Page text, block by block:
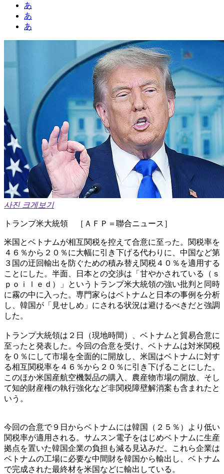
あ
あ
あ
사진 크게보기
トランプ米大統領 ［ＡＦＰ＝聯合ニュース］
米国とベトナムが相互関税を控えて合意に至った。関税率を
４６％から２０％に大幅に引き下げる代わりに、中国など第
３国の迂回輸出を防ぐための積み替え関税４０％を適用する
ことにした。半面、日本との交渉は「甘やかされている（ｓ
ｐｏｉｌｅｄ）」というトランプ米大統領の強い批判と同時
に霧の中に入った。専門家らはベトナムと日本の事例を分析
し、韓国が「見せしめ」にされる状況は避けるべきだと強調
した。
トランプ大統領は２日（現地時間）、ベトナムと貿易合意に
至ったと発表した。今回の合意を受け、ベトナムは対米関税
を０％にして市場を全面的に開放し、米国はベトナムに対す
る相互関税率を４６％から２０％に引き下げることにした。
このほか米国産航空機製品の購入、農産物市場の開放、そし
て知的財産権の執行強化など非関税障壁解消案も含まれたと
いう。
今回の合意で９日からベトナムには韓国（２５％）より低い
関税率が適用される。サムスン電子をはじめベトナムに生産
拠点を置いた韓国企業の負担も減る見込みだ。これら企業は
ベトナムの工場に必要な中間財を韓国から輸出し、ベトナム
で完成された最終材を米国などに輸出している。